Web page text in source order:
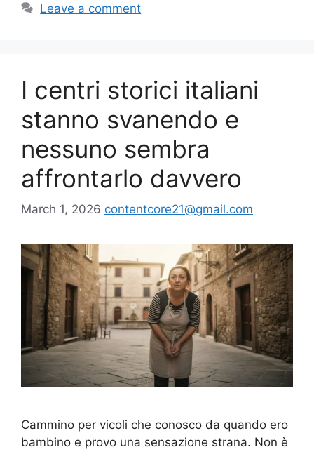
Leave a comment
I centri storici italiani
stanno svanendo e
nessuno sembra
affrontarlo davvero
March 1, 2026 contentcore21@gmail.com
Cammino per vicoli che conosco da quando ero
bambino e provo una sensazione strana. Non è